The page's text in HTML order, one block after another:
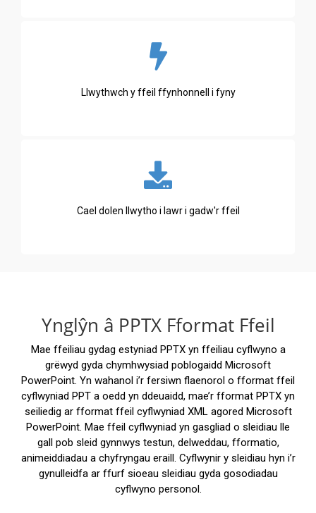
Llwythwch y ffeil ffynhonnell i fyny
Cael dolen llwytho i lawr i gadw'r ffeil
Ynglŷn â PPTX Fformat Ffeil
Mae ffeiliau gydag estyniad PPTX yn ffeiliau cyflwyno a
grëwyd gyda chymhwysiad poblogaidd Microsoft
PowerPoint. Yn wahanol i’r fersiwn flaenorol o fformat ffeil
cyflwyniad PPT a oedd yn ddeuaidd, mae’r fformat PPTX yn
seiliedig ar fformat ffeil cyflwyniad XML agored Microsoft
PowerPoint. Mae ffeil cyflwyniad yn gasgliad o sleidiau lle
gall pob sleid gynnwys testun, delweddau, fformatio,
animeiddiadau a chyfryngau eraill. Cyflwynir y sleidiau hyn i’r
gynulleidfa ar ffurf sioeau sleidiau gyda gosodiadau
cyflwyno personol.